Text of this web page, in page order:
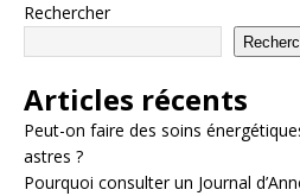
Rechercher
Articles récents
Peut-on faire des soins
astres ?
Pourquoi consulter un Journal